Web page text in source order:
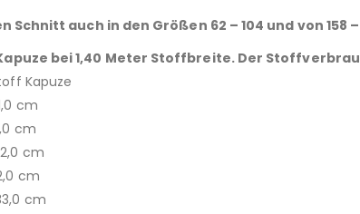
Schnitt auch in den Größen 62 – 104 und von 158
bei 1,40 Meter Stoffbreite. Der
Kapuze
cm
cm
cm
cm
cm